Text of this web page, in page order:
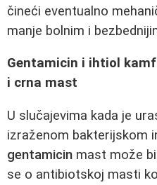
čineći eventualno
manje bolnim i
Gentamicin i ihtiol
i crna mast
U slučajevima kada je
izraženom bakterijskom
gentamicin mast može
se o antibiotskoj masti